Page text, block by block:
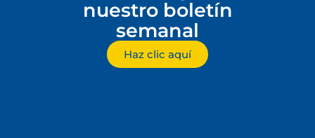
nuestro boletín
semanal
Haz clic aquí